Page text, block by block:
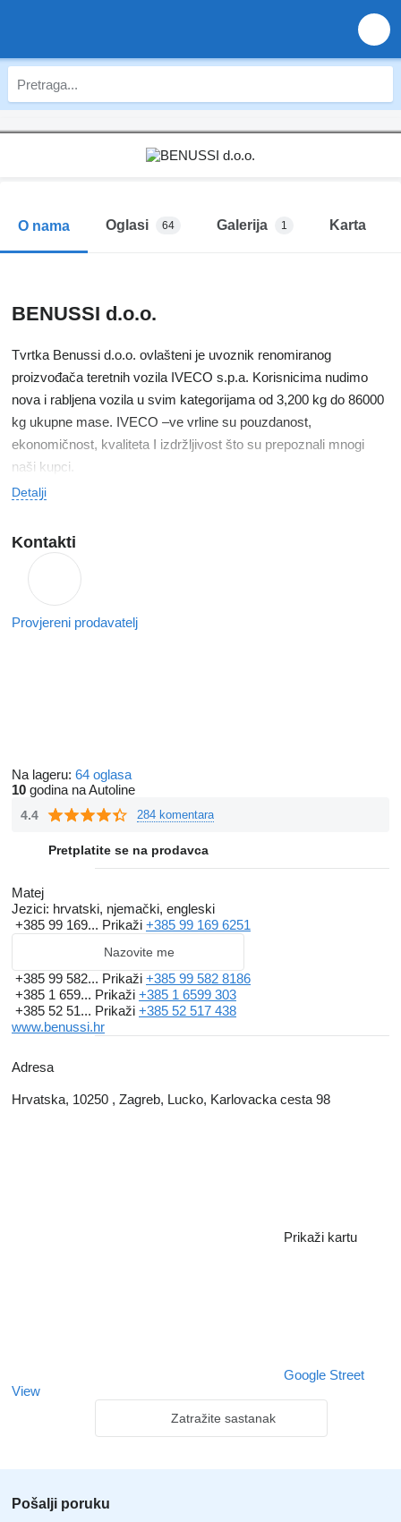
O nama Oglasi 64 Galerija 1 Karta
BENUSSI d.o.o.
​Tvrtka Benussi d.o.o. ovlašteni je uvoznik renomiranog
proizvođača teretnih vozila IVECO s.p.a. Korisnicima nudimo
nova i rabljena vozila u svim kategorijama od 3,200 kg do 86000
kg ukupne mase. IVECO –ve vrline su pouzdanost,
ekonomičnost, kvaliteta I izdržljivost što su prepoznali mnogi
naši kupci.
Detalji
Kontakti
Provjereni prodavatelj
Na lageru: 64 oglasa
10 godina na Autoline
4.4 284 komentara
Pretplatite se na prodavca
Matej
Jezici: hrvatski, njemački, engleski
+385 99 169... Prikaži +385 99 169 6251
Nazovite me
+385 99 582... Prikaži +385 99 582 8186
+385 1 659... Prikaži +385 1 6599 303
+385 52 51... Prikaži +385 52 517 438
www.benussi.hr
Adresa
Hrvatska, 10250 , Zagreb, Lucko, Karlovacka cesta 98
Prikaži kartu
Google Street
View
Zatražite sastanak
Pošalji poruku